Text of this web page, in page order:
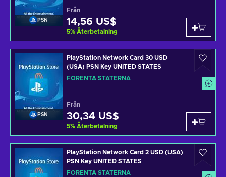
PSN
Från
14,56 US$
5% Återbetalning
PSN
PlayStation Network Card 30 USD
(USA) PSN Key UNITED STATES
FÖRENTA STATERNA
Från
30,34 US$
5% Återbetalning
PlayStation Network Card 2 USD (USA)
PSN Key UNITED STATES
FÖRENTA STATERNA